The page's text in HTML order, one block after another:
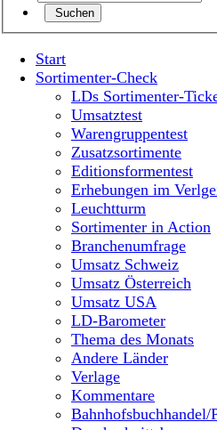
Suchen
Start
Sortimenter-Check
LDs Sortimenter-
Umsatztest
Warengruppentest
Zusatzsortimente
Editionsformentest
Erhebungen im
Leuchtturm
Sortimenter in Action
Branchenumfrage
Umsatz Schweiz
Umsatz Österreich
Umsatz USA
LD-Barometer
Thema des Monats
Andere Länder
Verlage
Kommentare
Bahnhofsbuchhandel/